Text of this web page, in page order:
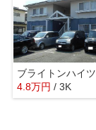
ブライトンハイツ
4.8万円 / 3K